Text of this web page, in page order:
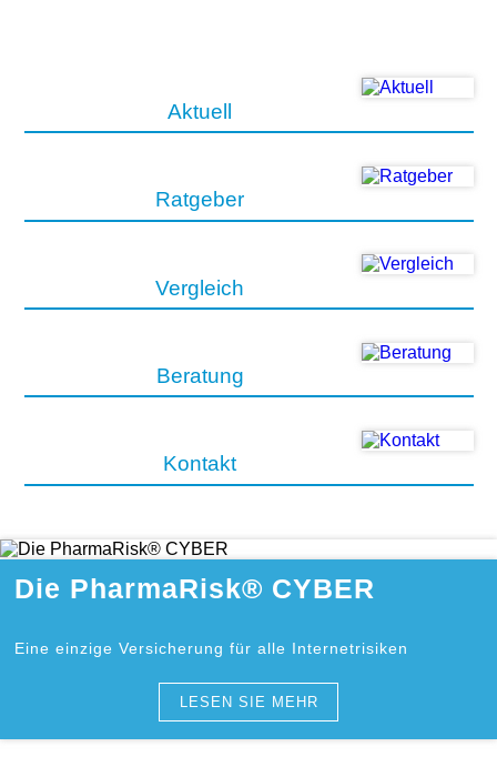
Aktuell
Ratgeber
Vergleich
Beratung
Kontakt
Die PharmaRisk® CYBER
Eine einzige Versicherung für alle Internetrisiken
LESEN SIE MEHR